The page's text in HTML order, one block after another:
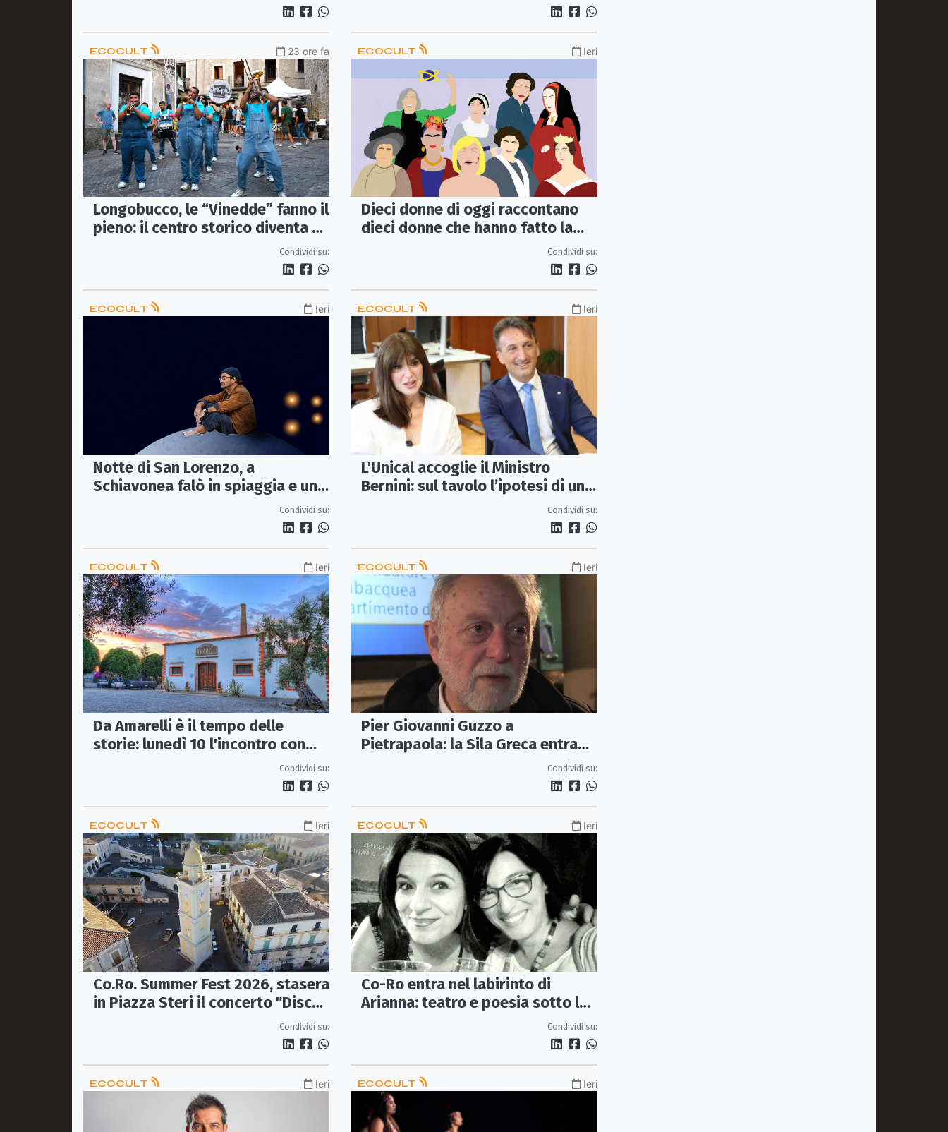
ECOCULT 23 ore fa
Longobucco, le “Vinedde” fanno il
pieno: il centro storico diventa un
grande teatro a cielo apertoCondividi su:
ECOCULT Ieri
Dieci donne di oggi raccontano
dieci donne che hanno fatto la
Condividi su:
ECOCULT Ieri
Notte di San Lorenzo, a
Schiavonea falò in spiaggia e un
Condividi su:
ECOCULT Ieri
L'Unical accoglie il Ministro
Bernini: sul tavolo l’ipotesi di un
nuovo polo di ricerca astrofisica
Condividi su:
ECOCULT Ieri
Da Amarelli è il tempo delle
storie: lunedì 10 l'incontro con
Condividi su:
ECOCULT Ieri
Pier Giovanni Guzzo a
Pietrapaola: la Sila Greca entra
nel grande dibattito archeologico
Condividi su:
ECOCULT Ieri
Co.Ro. Summer Fest 2026, stasera
in Piazza Steri il concerto "Disco,
le hit degli anni '70/'80" con
l'Orchestra Sinfonica Brutia
Condividi su:
ECOCULT Ieri
Co-Ro entra nel labirinto di
Arianna: teatro e poesia sotto le
Condividi su:
ECOCULT Ieri ECOCULT Ieri